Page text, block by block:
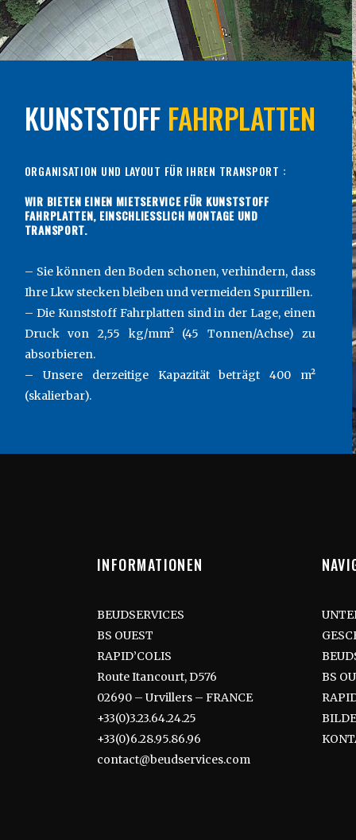
KUNSTSTOFF FAHRPLATTEN
ORGANISATION UND LAYOUT FÜR IHREN TRANSPORT :
WIR BIETEN EINEN MIETSERVICE FÜR KUNSTSTOFF
FAHRPLATTEN, EINSCHLIESSLICH MONTAGE UND
TRANSPORT.
– Sie können den Boden schonen, verhindern, dass
Ihre Lkw stecken bleiben und vermeiden Spurrillen.
– Die Kunststoff Fahrplatten sind in der Lage, einen
Druck von 2,55 kg/mm² (45 Tonnen/Achse) zu
absorbieren.
– Unsere derzeitige Kapazität beträgt 400 m²
(skalierbar).
INFORMATIONEN
BEUDSERVICES
BS OUEST
RAPID’COLIS
Route Itancourt, D576
02690 – Urvillers – FRANCE
+33(0)3.23.64.24.25
+33(0)6.28.95.86.96
contact@beudservices.com
BS